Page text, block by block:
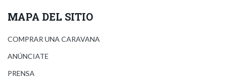
MAPA DEL SITIO
COMPRAR UNA CARAVANA
ANÚNCIATE
PRENSA